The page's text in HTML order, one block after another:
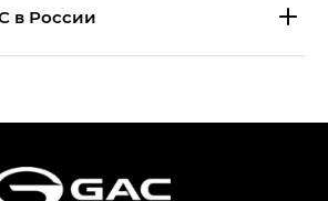
в России
— SX PREMIUM
в комплектациях
— SX PREMIUM, Эс Тэ — ST